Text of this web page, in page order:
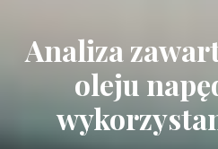
Analiza
oleju